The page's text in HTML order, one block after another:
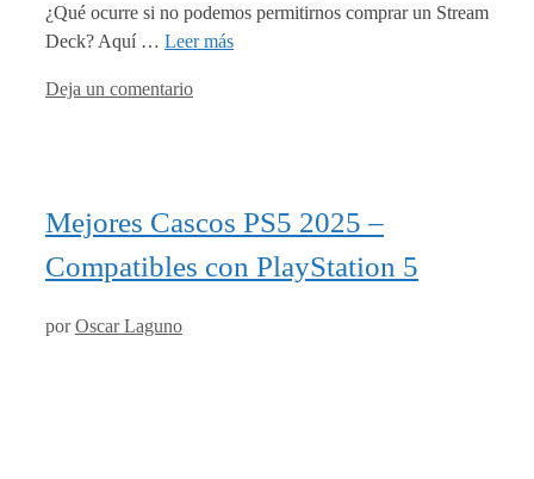
¿Qué ocurre si no podemos permitirnos comprar un Stream
Deck? Aquí … Leer más
Deja un comentario
Mejores Cascos PS5 2025 –
Compatibles con PlayStation 5
porOscar Laguno